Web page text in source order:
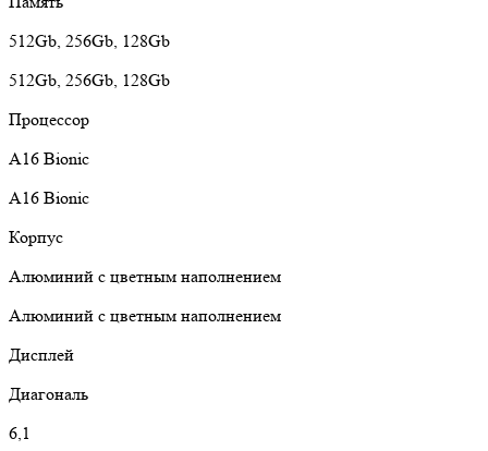
512Gb, 256Gb, 128Gb
512Gb, 256Gb, 128Gb
Процессор
A16 Bionic
A16 Bionic
Корпус
Алюминий с цветным наполнением
Алюминий с цветным наполнением
Дисплей
Диагональ
6,1